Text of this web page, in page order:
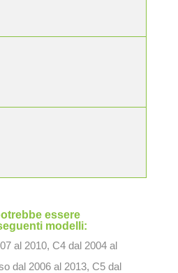
essere
modelli:
al 2010, C4 dal 2004 al
dal 2006 al 2013, C5 dal